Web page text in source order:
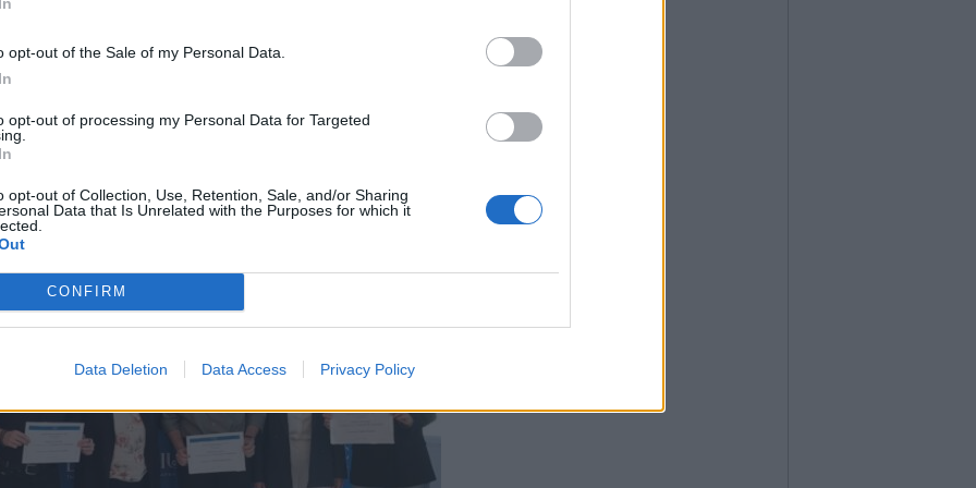
opt-out of the Sale of my Personal Data.
opt-out of processing my Personal Data for Targeted
opt-out of Collection, Use, Retention, Sale, and/or Sharing
Data that Is Unrelated with the Purposes for which it
CONFIRM
Data Deletion Data Access Privacy Policy
anche
in Economia gestionale, che questa
tirocinio in un ospedale in Sudafrica,
Hta che sarà poi al centro della sua tesi.